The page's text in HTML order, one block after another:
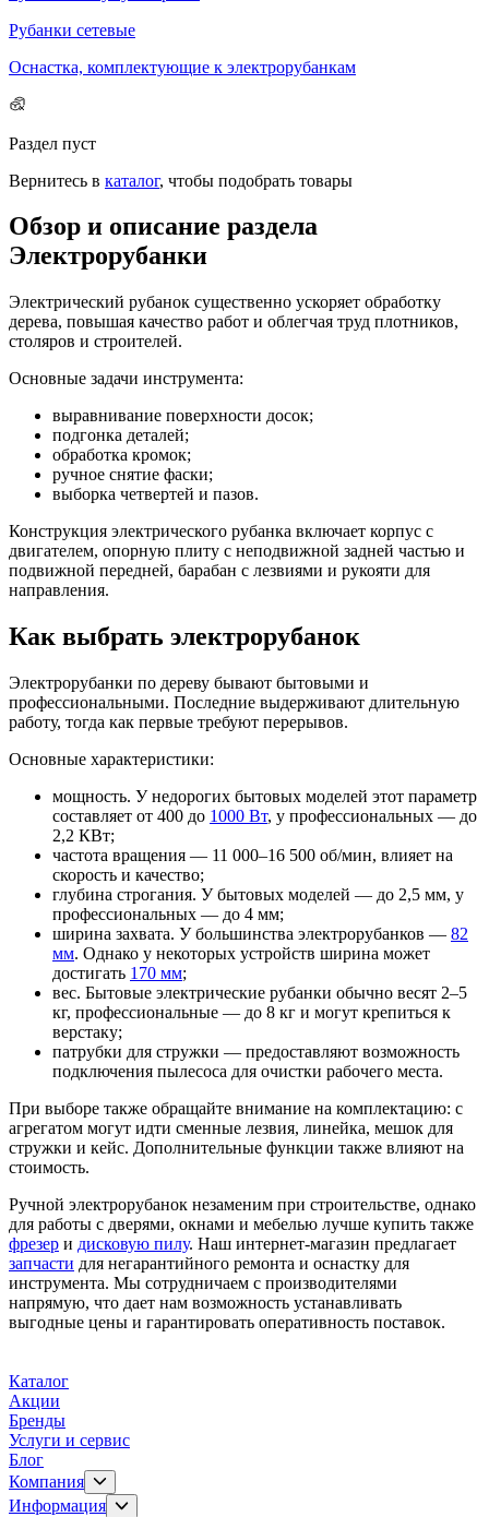
Рубанки сетевые
Оснастка, комплектующие к электрорубанкам
Раздел пуст
Вернитесь в каталог, чтобы подобрать товары
Обзор и описание раздела
Электрорубанки
Электрический рубанок существенно ускоряет обработку
дерева, повышая качество работ и облегчая труд плотников,
столяров и строителей.
Основные задачи инструмента:
выравнивание поверхности досок;
подгонка деталей;
обработка кромок;
ручное снятие фаски;
выборка четвертей и пазов.
Конструкция электрического рубанка включает корпус с
двигателем, опорную плиту с неподвижной задней частью и
подвижной передней, барабан с лезвиями и рукояти для
направления.
Как выбрать электрорубанок
Электрорубанки по дереву бывают бытовыми и
профессиональными. Последние выдерживают длительную
работу, тогда как первые требуют перерывов.
Основные характеристики:
мощность. У недорогих бытовых моделей этот параметр
составляет от 400 до 1000 Вт, у профессиональных — до
2,2 КВт;
частота вращения — 11 000–16 500 об/мин, влияет на
скорость и качество;
глубина строгания. У бытовых моделей — до 2,5 мм, у
профессиональных — до 4 мм;
ширина захвата. У большинства электрорубанков — 82
мм. Однако у некоторых устройств ширина может
достигать 170 мм;
вес. Бытовые электрические рубанки обычно весят 2–5
кг, профессиональные — до 8 кг и могут крепиться к
верстаку;
патрубки для стружки — предоставляют возможность
подключения пылесоса для очистки рабочего места.
При выборе также обращайте внимание на комплектацию: с
агрегатом могут идти сменные лезвия, линейка, мешок для
стружки и кейс. Дополнительные функции также влияют на
стоимость.
Ручной электрорубанок незаменим при строительстве, однако
для работы с дверями, окнами и мебелью лучше купить также
фрезер и дисковую пилу. Наш интернет-магазин предлагает
запчасти для негарантийного ремонта и оснастку для
инструмента. Мы сотрудничаем с производителями
напрямую, что дает нам возможность устанавливать
выгодные цены и гарантировать оперативность поставок.
Каталог
Акции
Бренды
Услуги и сервис
Блог
Компания
Информация